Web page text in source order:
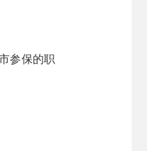
参保的职